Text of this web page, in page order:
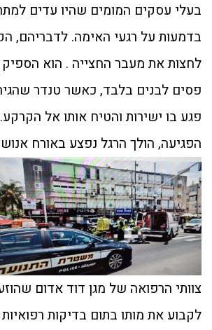
בעלי עסקים המומים שהיו עדים
בדמעות על רגעי האימה. לדבריהם,
לחצות את מעבר החצייה . הוא
פסים לבנים בלבד, כאשר טנדר
פגע בו ישירות והטיח אותו אל
הפגיעה, הולך הרגל נפצע באורח
צוותי הרפואה של מגן דוד אדום
לקבוע את מותו בתום בדיקות